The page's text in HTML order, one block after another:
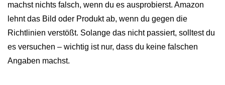
machst nichts falsch, wenn du es ausprobierst. Amazon
lehnt das Bild oder Produkt ab, wenn du gegen die
Richtlinien verstößt. Solange das nicht passiert, solltest du
es versuchen – wichtig ist nur, dass du keine falschen
Angaben machst.